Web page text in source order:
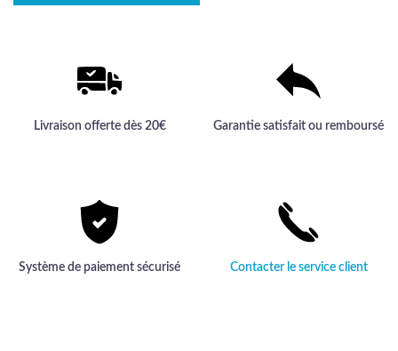
Livraison offerte dès 20€ Garantie satisfait ou remboursé
Système de paiement sécurisé Contacter le service client